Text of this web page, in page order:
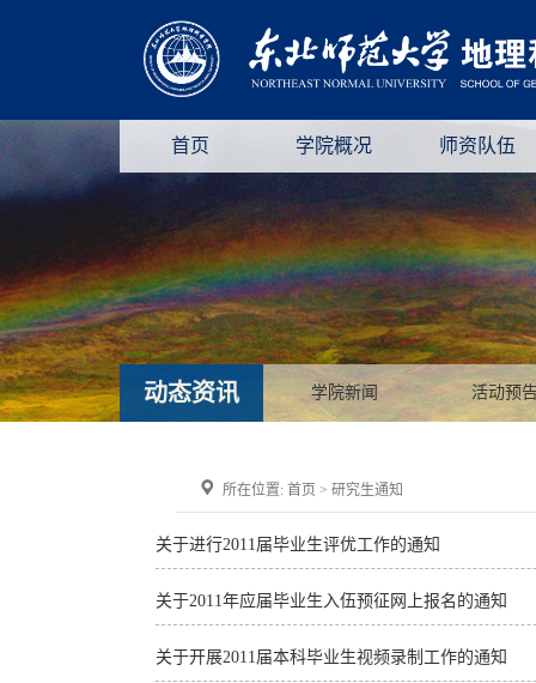
首页 学院概况 师资队伍
动态资讯 学院新闻 活动预
所在位置: 首页 > 研究生通知
关于进行2011届毕业生评优工作的通知
关于2011年应届毕业生入伍预征网上报名的通知
关于开展2011届本科毕业生视频录制工作的通知